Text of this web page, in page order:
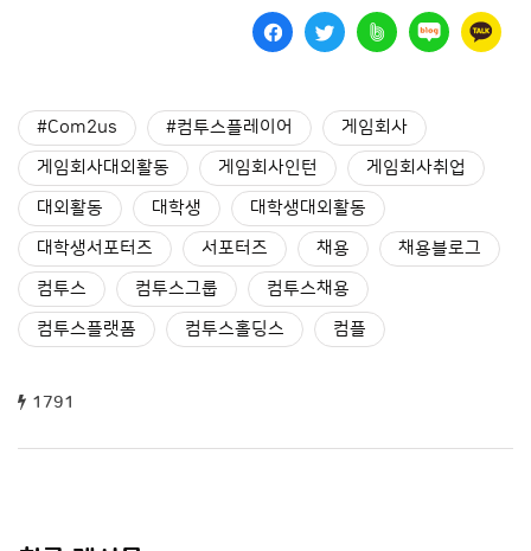
#Com2us #컴투스플레이어
게임회사
게임회사대외활동
게임회사인턴
게임회사취업
대외활동
대학생
대학생대외활동
대학생서포터즈
서포터즈 채용
채용블로그
컴투스
컴투스그룹
컴투스채용
컴투스플랫폼
컴투스홀딩스 컴플
1791